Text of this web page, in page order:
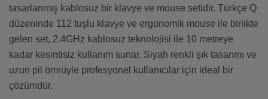
tasarlanmış kablosuz bir klavye ve mouse setidir. Türkçe Q
düzeninde 112 tuşlu klavye ve ergonomik mouse ile birlikte
gelen set, 2.4GHz kablosuz teknolojisi ile 10 metreye
kadar kesintisiz kullanım sunar. Siyah renkli şık tasarımı ve
uzun pil ömrüyle profesyonel kullanıcılar için ideal bir
çözümdür.